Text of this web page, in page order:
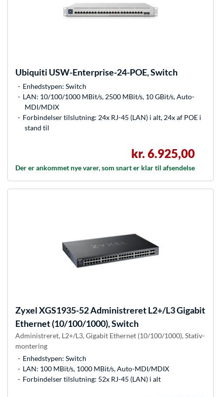
Ubiquiti USW-Enterprise-24-POE, Switch
Enhedstypen: Switch
LAN: 10/100/1000 MBit/s, 2500 MBit/s, 10 GBit/s, Auto-
MDI/MDIX
Forbindelser tilslutning: 24x RJ-45 (LAN) i alt, 24x af POE i
stand til
kr. 6.925,00
Der er ankommet nye varer, som snart er klar til afsendelse
ZyxelXGS1935-52 Administreret L2+/L3 Gigabit
Ethernet (10/100/1000), Switch
Administreret, L2+/L3, Gigabit Ethernet (10/100/1000), Stativ-
montering
Enhedstypen: Switch
LAN: 100 MBit/s, 1000 MBit/s, Auto-MDI/MDIX
Forbindelser tilslutning: 52x RJ-45 (LAN) i alt